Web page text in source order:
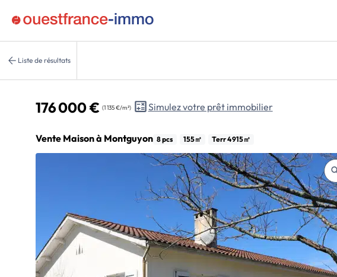
Liste de résultats
176 000 € (1 135 €/m²) Simulez votre prêt immobilier
Vente Maison à Montguyon 8 pcs 155㎡ Terr 4 915㎡